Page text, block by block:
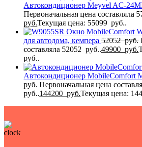
Автокондиционер Meyvel AC-
Первоначальная цена составляла
руб.Текущая цена: 55099 руб..
Окно MobileComfort
для автодома, кемпера 52052руб.
составляла 52052 руб..49900 руб.
руб..
Автокондиционер MobileComfort
руб. Первоначальная цена
руб..144200 руб.Текущая цена: